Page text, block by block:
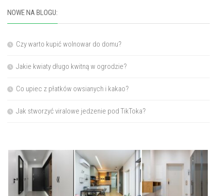
NOWE NA BLOGU:
Czy warto kupić wolnowar do domu?
Jakie kwiaty długo kwitną w ogrodzie?
Co upiec z płatków owsianych i kakao?
Jak stworzyć viralowe jedzenie pod TikToka?